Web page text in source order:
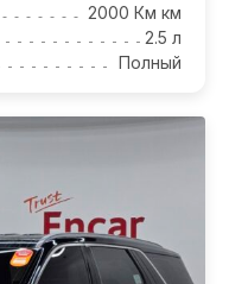
2000 Км км
2.5 л
Полный